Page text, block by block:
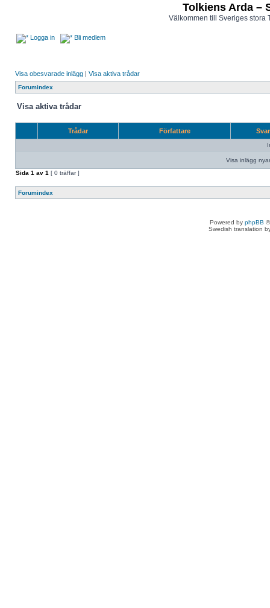
Tolkiens Arda –
Välkommen till Sveriges stora
Logga in Bli medlem
Visa obesvarade inlägg | Visa aktiva trådar
Forumindex
Visa aktiva trådar
Trådar Författare
Visa inlägg
Sida 1 av 1 [ 0 träffar ]
Forumindex
Powered by phpBB
Swedish translation